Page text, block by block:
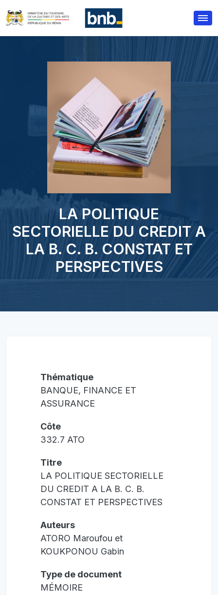
LA POLITIQUE
SECTORIELLE DU CREDIT A
LA B. C. B. CONSTAT ET
PERSPECTIVES
Thématique
BANQUE, FINANCE ET
ASSURANCE
Côte
332.7 ATO
Titre
LA POLITIQUE SECTORIELLE
DU CREDIT A LA B. C. B.
CONSTAT ET PERSPECTIVES
Auteurs
ATORO Maroufou et
KOUKPONOU Gabin
Type de document
MÉMOIRE